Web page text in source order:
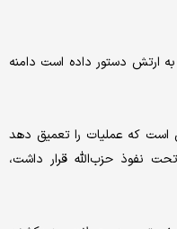
به ارتش دستور داده است دامنه
است که عملیات را تعمیق دهد
نفوذ حزب‌الله قرار داشت،